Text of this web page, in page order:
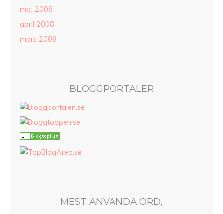
maj 2008
april 2008
mars 2008
BLOGGPORTALER
MEST ANVÄNDA ORD,